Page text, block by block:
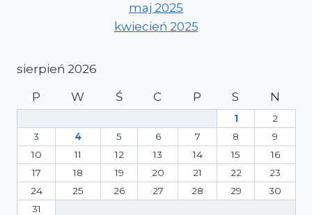
maj 2025
kwiecień 2025
sierpień 2026
P
W Ś C P S N
1
2
3
4 5 6 7 8
9
10
11 12 13 14 15
16
17
18 19 20 21 22
23
24
25 26 27 28 29
30
31